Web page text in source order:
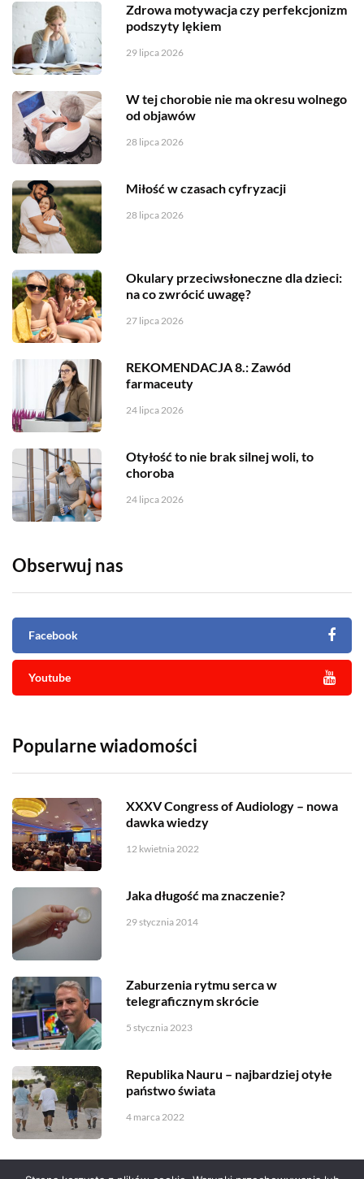
Zdrowa motywacja czy perfekcjonizm
podszyty lękiem
29 lipca 2026
W tej chorobie nie ma okresu wolnego
od objawów
28 lipca 2026
Miłość w czasach cyfryzacji
28 lipca 2026
Okulary przeciwsłoneczne dla dzieci:
na co zwrócić uwagę?
27 lipca 2026
REKOMENDACJA 8.: Zawód
farmaceuty
24 lipca 2026
Otyłość to nie brak silnej woli, to
choroba
24 lipca 2026
Obserwuj nas
Facebook
Youtube
Popularne wiadomości
XXXV Congress of Audiology – nowa
dawka wiedzy
12 kwietnia 2022
Jaka długość ma znaczenie?
29 stycznia 2014
Zaburzenia rytmu serca w
telegraficznym skrócie
5 stycznia 2023
Republika Nauru – najbardziej otyłe
państwo świata
4 marca 2022